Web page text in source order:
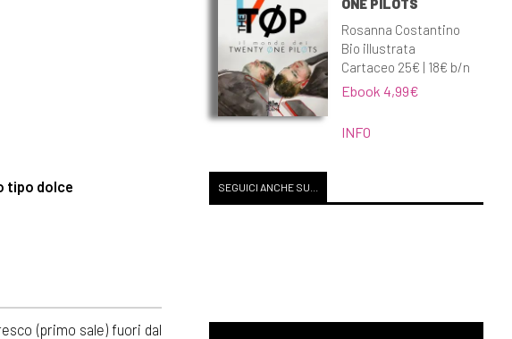
tipo dolce
(primo sale) fuori dal
Rosanna Costantino
Bio illustrata
Cartaceo 25€ | 18€ b/n
Ebook 4,99€
INFO
SEGUICI ANCHE SU...